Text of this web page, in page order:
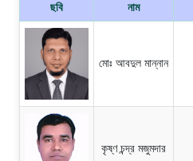
ছবি নাম
মোঃ আবদুল মান্নান
কৃষ্ণ চন্দ্র মজুমদার